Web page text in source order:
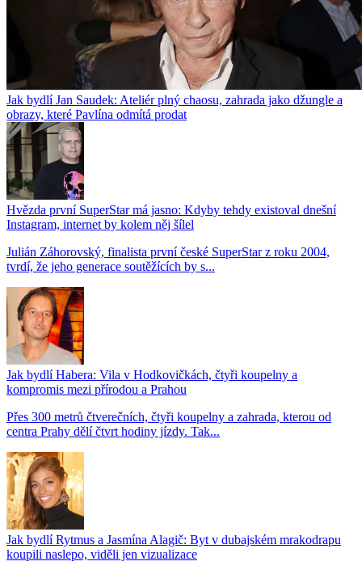
Jak bydlí Jan Saudek: Ateliér plný chaosu, zahrada jako džungle a
obrazy, které Pavlína odmítá prodat
Hvězda první SuperStar má jasno: Kdyby tehdy existoval dnešní
Instagram, internet by kolem něj šílel
Julián Záhorovský, finalista první české SuperStar z roku 2004,
tvrdí, že jeho generace soutěžících by s...
Jak bydlí Habera: Vila v Hodkovičkách, čtyři koupelny a
kompromis mezi přírodou a Prahou
Přes 300 metrů čtverečních, čtyři koupelny a zahrada, kterou od
centra Prahy dělí čtvrt hodiny jízdy. Tak...
Jak bydlí Rytmus a Jasmína Alagič: Byt v dubajském mrakodrapu
koupili naslepo, viděli jen vizualizace